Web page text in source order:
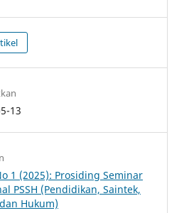
13
1 (2025): Prosiding Seminar
PSSH (Pendidikan, Saintek,
Hukum)